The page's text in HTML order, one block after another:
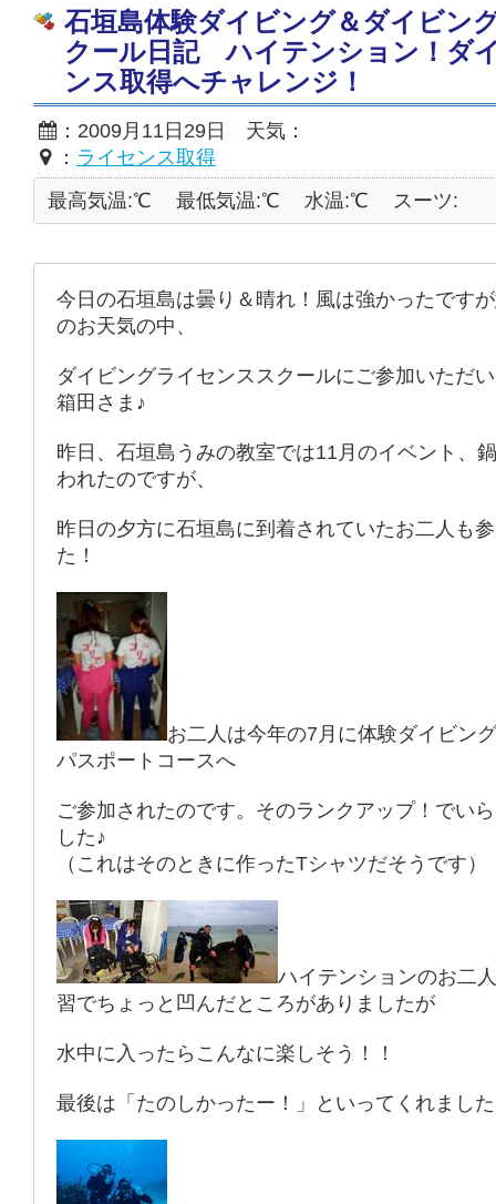
石垣島体験ダイビング＆ダイビン
クール日記 ハイテンション！ダ
ンス取得へチャレンジ！
：2009月11日29日 天気：
： ライセンス取得
最高気温:℃
最低気温:℃ 水温:℃ スーツ:
今日の石垣島は曇り＆晴れ！風は強かったです
のお天気の中、
ダイビングライセンススクールにご参加いただ
箱田さま♪
昨日、石垣島うみの教室では11月のイベント、
われたのですが、
昨日の夕方に石垣島に到着されていたお二人も
た！
お二人は今年の7月に体験ダイビン
パスポートコースへ
ご参加されたのです。そのランクアップ！でい
した♪
（これはそのときに作ったTシャツだそうです）
ハイテンションのお二
習でちょっと凹んだところがありましたが
水中に入ったらこんなに楽しそう！！
最後は「たのしかったー！」といってくれまし